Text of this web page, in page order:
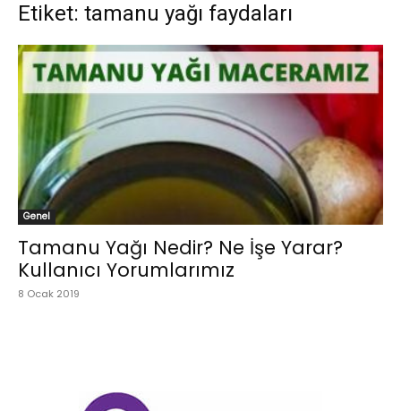
Etiket: tamanu yağı faydaları
Genel
Tamanu Yağı Nedir? Ne İşe Yarar?
Kullanıcı Yorumlarımız
8 Ocak 2019